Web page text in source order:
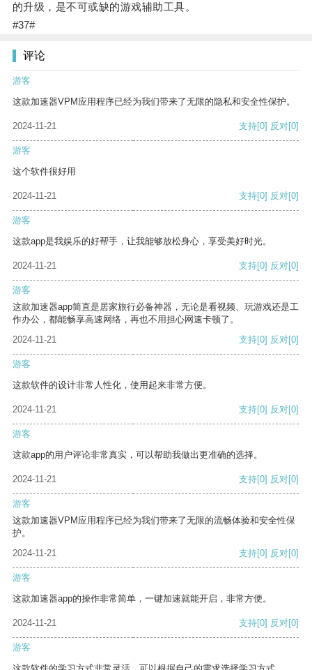
的升级，是不可或缺的游戏辅助工具。
#37#
评论
游客
这款加速器VPM应用程序已经为我们带来了无限的隐私和安全性保护。
2024-11-21 支持[0] 反对[0]
游客
这个软件很好用
2024-11-21 支持[0] 反对[0]
游客
这款app是我娱乐的好帮手，让我能够放松身心，享受美好时光。
2024-11-21 支持[0] 反对[0]
游客
这款加速器app简直是居家旅行必备神器，无论是看视频、玩游戏还是工
作办公，都能畅享高速网络，再也不用担心网速卡顿了。
2024-11-21
支持[0] 反对[0]
游客
这款软件的设计非常人性化，使用起来非常方便。
2024-11-21 支持[0] 反对[0]
游客
这款app的用户评论非常真实，可以帮助我做出更准确的选择。
2024-11-21 支持[0] 反对[0]
游客
这款加速器VPM应用程序已经为我们带来了无限的流畅体验和安全性保
护。
2024-11-21
支持[0] 反对[0]
游客
这款加速器app的操作非常简单，一键加速就能开启，非常方便。
2024-11-21 支持[0] 反对[0]
游客